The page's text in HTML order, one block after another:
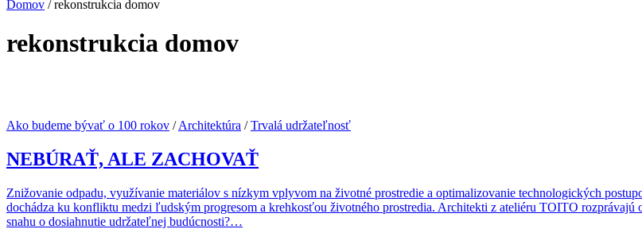
Domov /rekonstrukcia domov
rekonstrukcia domov
Ako budeme bývať o 100 rokov /Architektúra /Trvalá udržateľnosť
NEBÚRAŤ, ALE ZACHOVAŤ
Znižovanie odpadu, využívanie materiálov s nízkym vplyvom na životné prostredie a optimalizovanie technologických
dochádza ku konfliktu medzi ľudským progresom a krehkosťou životného prostredia. Architekti z ateliéru TOITO
snahu o dosiahnutie udržateľnej budúcnosti?…